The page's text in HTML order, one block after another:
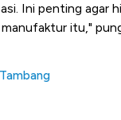
Ini penting agar
itu,"